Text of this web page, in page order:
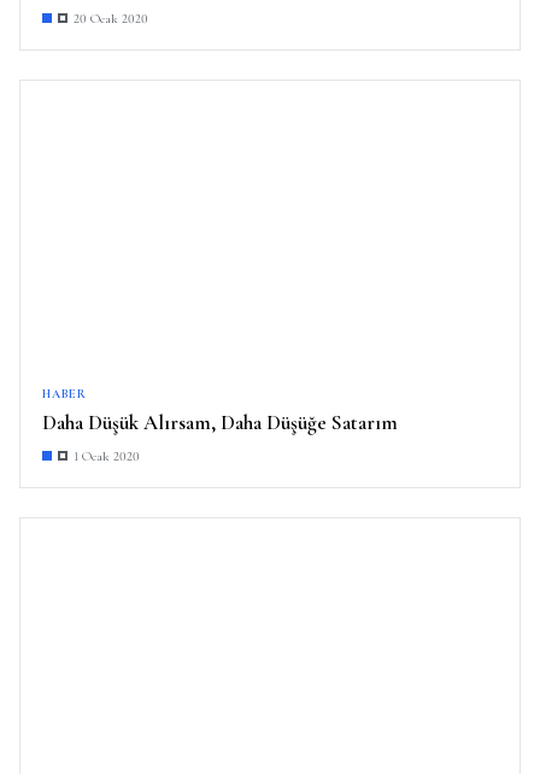
20 Ocak 2020
HABER
Daha Düşük Alırsam, Daha Düşüğe Satarım
1 Ocak 2020